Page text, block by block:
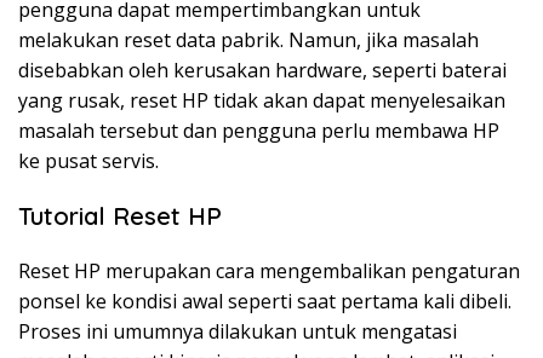
pengguna dapat mempertimbangkan untuk
melakukan reset data pabrik. Namun, jika masalah
disebabkan oleh kerusakan hardware, seperti baterai
yang rusak, reset HP tidak akan dapat menyelesaikan
masalah tersebut dan pengguna perlu membawa HP
ke pusat servis.
Tutorial Reset HP
Reset HP merupakan cara mengembalikan pengaturan
ponsel ke kondisi awal seperti saat pertama kali dibeli.
Proses ini umumnya dilakukan untuk mengatasi